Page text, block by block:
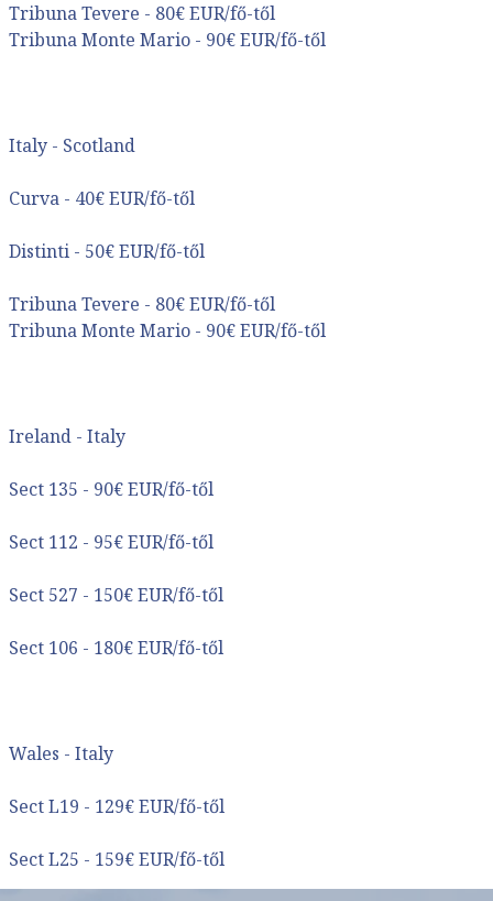
már 59.900 Ft-tól
Tribuna Tevere - 80€ EUR/fő-től
Tribuna Monte Mario - 90€ EUR/fő-től
Italy - Scotland
Curva - 40€ EUR/fő-től
Distinti - 50€ EUR/fő-től
Tribuna Tevere - 80€ EUR/fő-től
Tribuna Monte Mario - 90€ EUR/fő-től
Ireland - Italy
Sect 135 - 90€ EUR/fő-től
Sect 112 - 95€ EUR/fő-től
Sect 527 - 150€ EUR/fő-től
Sect 106 - 180€ EUR/fő-től
Wales - Italy
Sect L19 - 129€ EUR/fő-től
Sect L25 - 159€ EUR/fő-től